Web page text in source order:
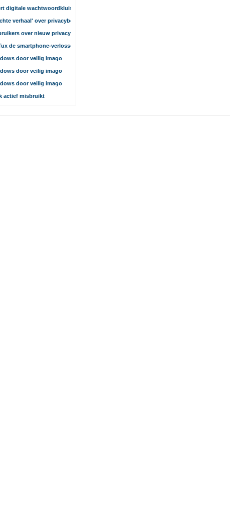
digitale wachtwoordkluis
verhaal' over privacybeleid
over nieuw privacybeleid
de smartphone-verlosser?
door veilig imago
door veilig imago
door veilig imago
actief misbruikt